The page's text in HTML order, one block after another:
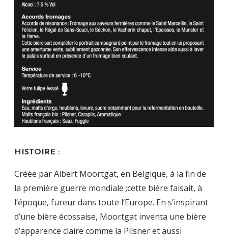
HISTOIRE :
Créée par Albert Moortgat, en Belgique, à la fin de
la première guerre mondiale ;cette bière faisait, à
l’époque, fureur dans toute l’Europe. En s’inspirant
d’une bière écossaise, Moortgat inventa une bière
d’apparence claire comme la Pilsner et aussi